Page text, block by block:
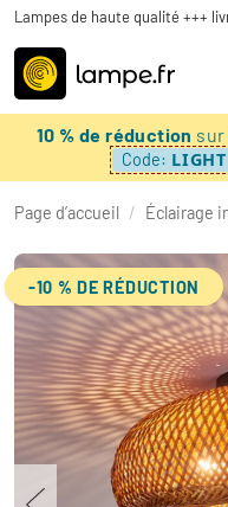
Lampes de haute qualité +++
10 % de réduction
Code: LIGHT
Page d’accueil / Éclairage
-10 % DE RÉDUCTION